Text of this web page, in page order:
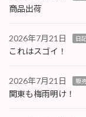
商品出荷
2026年7月21日 日
これはスゴイ！
2026年7月21日 販
関東も梅雨明け！